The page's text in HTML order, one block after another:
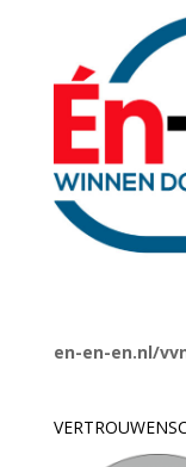
en-en-en.nl/